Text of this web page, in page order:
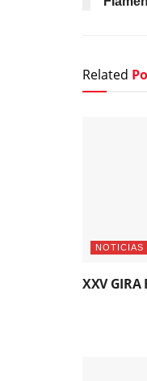
Related
NOTICIAS
XXV GIRA